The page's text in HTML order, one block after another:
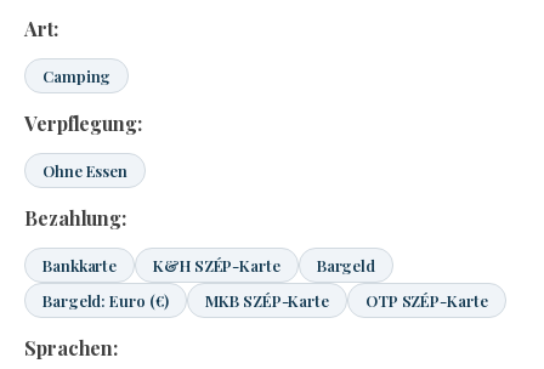
Art:
Camping
Verpflegung:
Ohne Essen
Bezahlung:
Bankkarte K&H SZÉP-Karte
Bargeld
Bargeld: Euro (€)
MKB SZÉP-Karte OTP SZÉP-Karte
Sprachen: